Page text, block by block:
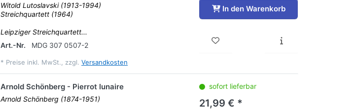
Witold Lutoslavski (1913-1994)
Streichquartett (1964)
Leipziger Streichquartett...
Art.-Nr.
MDG 307 0507-2
* Preise inkl. MwSt., zzgl. Versandkosten
In den Warenkorb
Arnold Schönberg - Pierrot lunaire
Arnold Schönberg (1874-1951)
sofort lieferbar
21,99 € *